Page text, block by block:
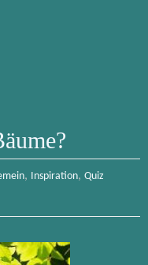
, Inspiration, Quiz